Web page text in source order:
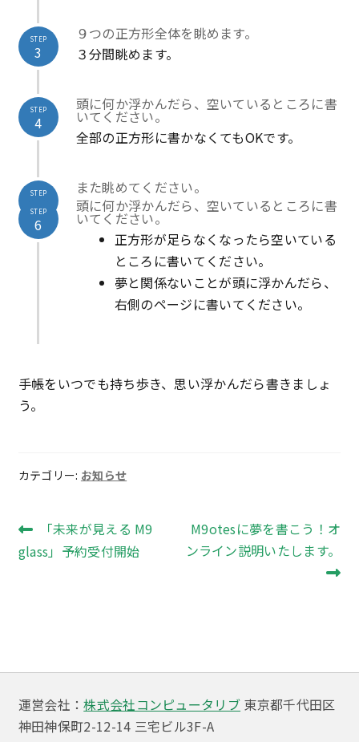
９つの正方形全体を眺めます。
３分間眺めます。
STEP
3
頭に何か浮かんだら、空いているところに書
いてください。
全部の正方形に書かなくてもOKです。
STEP
4
また眺めてください。
STEP
5 頭に何か浮かんだら、空いているところに書
いてください。
正方形が足らなくなったら空いている
ところに書いてください。
夢と関係ないことが頭に浮かんだら、
右側のページに書いてください。
STEP
6
手帳をいつでも持ち歩き、思い浮かんだら書きましょ
う。
カテゴリー: お知らせ
投
稿
ー
シ
前
の
「未来が見える M9
glass」予約受付開始
次
の
M9otesに夢を書こう！オ
ンライン説明いたします。
運営会社：株式会社コンピュータリブ 東京都千代田区
神田神保町2-12-14 三宅ビル3F-A